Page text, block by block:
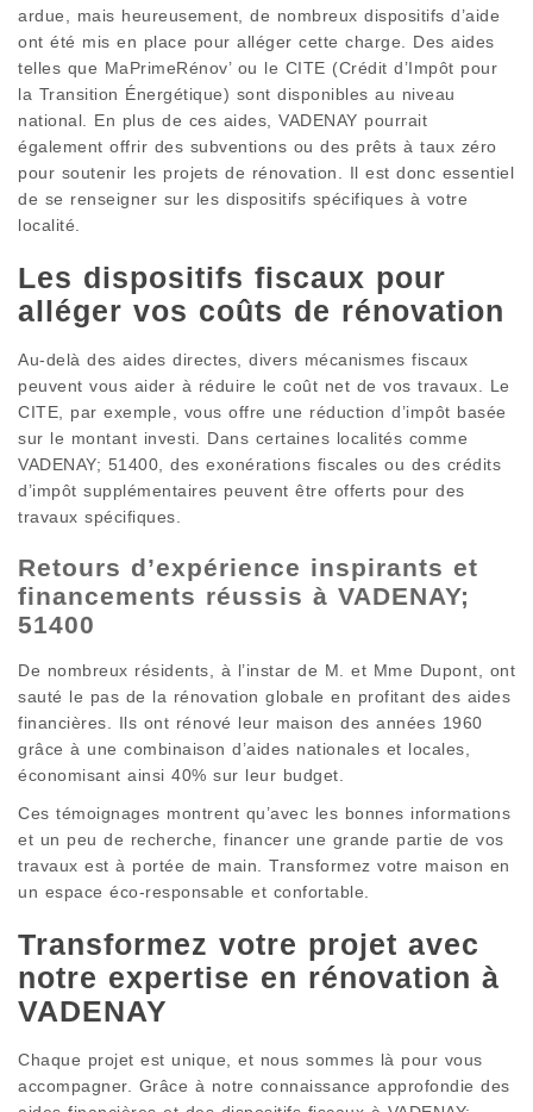
ardue, mais heureusement, de nombreux dispositifs d’aide
ont été mis en place pour alléger cette charge. Des aides
telles que MaPrimeRénov’ ou le CITE (Crédit d’Impôt pour
la Transition Énergétique) sont disponibles au niveau
national. En plus de ces aides, VADENAY pourrait
également offrir des subventions ou des prêts à taux zéro
pour soutenir les projets de rénovation. Il est donc essentiel
de se renseigner sur les dispositifs spécifiques à votre
localité.
Les dispositifs fiscaux pour
alléger vos coûts de rénovation
Au-delà des aides directes, divers mécanismes fiscaux
peuvent vous aider à réduire le coût net de vos travaux. Le
CITE, par exemple, vous offre une réduction d’impôt basée
sur le montant investi. Dans certaines localités comme
VADENAY; 51400, des exonérations fiscales ou des crédits
d’impôt supplémentaires peuvent être offerts pour des
travaux spécifiques.
Retours d’expérience inspirants et
financements réussis à VADENAY;
51400
De nombreux résidents, à l’instar de M. et Mme Dupont, ont
sauté le pas de la rénovation globale en profitant des aides
financières. Ils ont rénové leur maison des années 1960
grâce à une combinaison d’aides nationales et locales,
économisant ainsi 40% sur leur budget.
Ces témoignages montrent qu’avec les bonnes informations
et un peu de recherche, financer une grande partie de vos
travaux est à portée de main. Transformez votre maison en
un espace éco-responsable et confortable.
Transformez votre projet avec
notre expertise en rénovation à
VADENAY
Chaque projet est unique, et nous sommes là pour vous
accompagner. Grâce à notre connaissance approfondie des